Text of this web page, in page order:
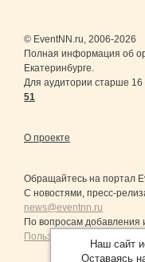
© EventNN.ru, 2006-2026
Полная информация об
Екатеринбурге.
Для аудитории старше 16
51
О проекте
Обращайтесь на портал
С новостями, пресс-
news@eventnn.ru
По вопросам
Пользовательское
Наш сайт
Оставаясь